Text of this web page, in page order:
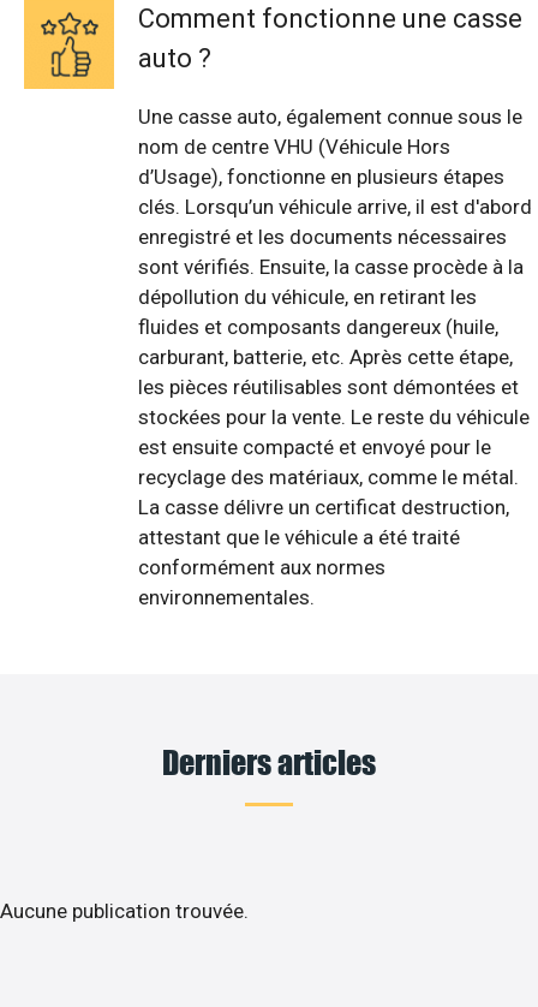
Comment fonctionne une casse
auto ?
Une casse auto, également connue sous le
nom de centre VHU (Véhicule Hors
d’Usage), fonctionne en plusieurs étapes
clés. Lorsqu’un véhicule arrive, il est d'abord
enregistré et les documents nécessaires
sont vérifiés. Ensuite, la casse procède à la
dépollution du véhicule, en retirant les
fluides et composants dangereux (huile,
carburant, batterie, etc. Après cette étape,
les pièces réutilisables sont démontées et
stockées pour la vente. Le reste du véhicule
est ensuite compacté et envoyé pour le
recyclage des matériaux, comme le métal.
La casse délivre un certificat destruction,
attestant que le véhicule a été traité
conformément aux normes
environnementales.
Derniers articles
Aucune publication trouvée.